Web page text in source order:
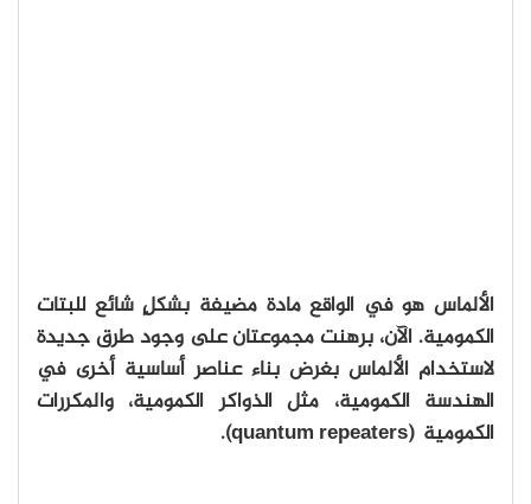
الألماس هو في الواقع مادة مضيفة بشكلٍ شائع للبتات
الكمومية. الآن، برهنت مجموعتان على وجود طرق جديدة
لاستخدام الألماس بغرض بناء عناصر أساسية أخرى في
الهندسة الكمومية، مثل الذواكر الكمومية، والمكررات
الكمومية (quantum repeaters).